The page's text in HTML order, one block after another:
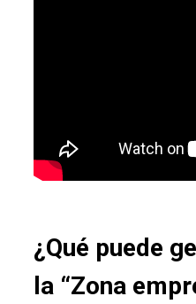
¿Qué puede
la “Zona